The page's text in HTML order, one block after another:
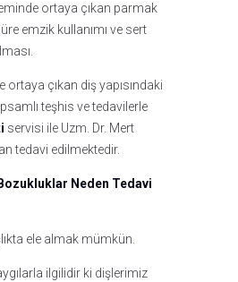
ortaya çıkan parmak
emzik kullanımı ve sert
ortaya çıkan diş yapısındaki
teşhis ve tedavilerle
servisi ile Uzm. Dr. Mert
tedavi edilmektedir.
Neden Tedavi
ele almak mümkün.
ilgilidir ki dişlerimiz